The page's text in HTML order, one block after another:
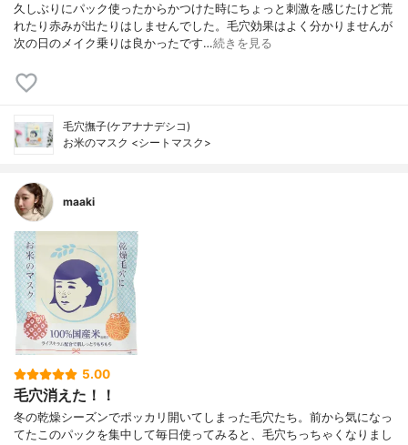
久しぶりにパック使ったからかつけた時にちょっと刺激を感じたけど荒
れたり赤みが出たりはしませんでした。毛穴効果はよく分かりませんが
次の日のメイク乗りは良かったです…続きを見る
毛穴撫子(ケアナナデシコ)
お米のマスク <シートマスク>
maaki
5.00
毛穴消えた！！
冬の乾燥シーズンでポッカリ開いてしまった毛穴たち。前から気になっ
てたこのパックを集中して毎日使ってみると、毛穴ちっちゃくなりまし